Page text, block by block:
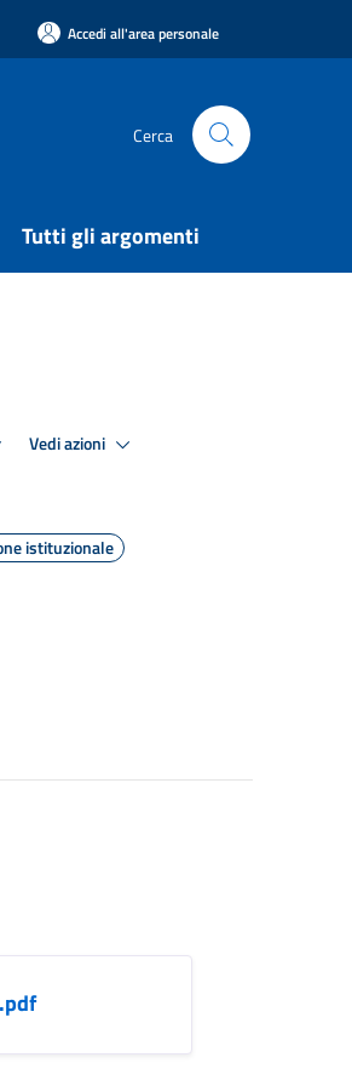
Accedi all'area personale
Cerca
Tutti gli argomenti
Vedi azioni
istituzionale